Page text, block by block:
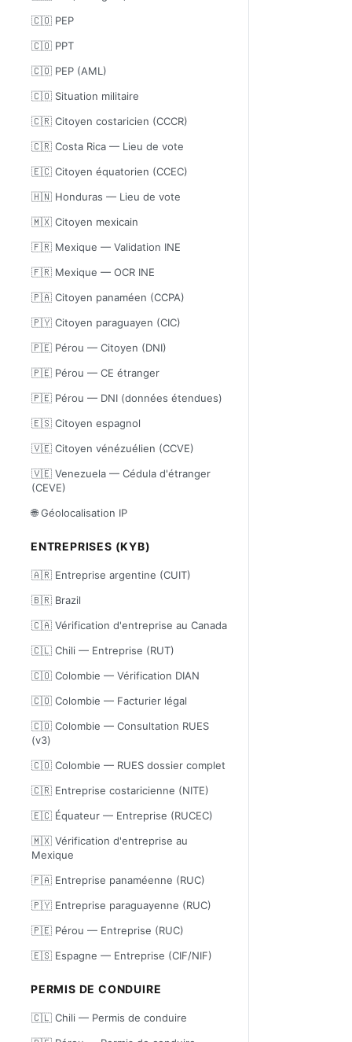
🇨🇴 PEP
🇨🇴 PPT
🇨🇴 PEP (AML)
🇨🇴 Situation militaire
🇨🇷 Citoyen costaricien (CCCR)
🇨🇷 Costa Rica — Lieu de vote
🇪🇨 Citoyen équatorien (CCEC)
🇭🇳 Honduras — Lieu de vote
🇲🇽 Citoyen mexicain
🇫🇷 Mexique — Validation INE
🇫🇷 Mexique — OCR INE
🇵🇦 Citoyen panaméen (CCPA)
🇵🇾 Citoyen paraguayen (CIC)
🇵🇪 Pérou — Citoyen (DNI)
🇵🇪 Pérou — CE étranger
🇵🇪 Pérou — DNI (données étendues)
🇪🇸 Citoyen espagnol
🇻🇪 Citoyen vénézuélien (CCVE)
🇻🇪 Venezuela — Cédula d'étranger
(CEVE)
🌐 Géolocalisation IP
ENTREPRISES (KYB)
🇦🇷 Entreprise argentine (CUIT)
🇧🇷 Brazil
🇨🇦 Vérification d'entreprise au Canada
🇨🇱 Chili — Entreprise (RUT)
🇨🇴 Colombie — Vérification DIAN
🇨🇴 Colombie — Facturier légal
🇨🇴 Colombie — Consultation RUES
(v3)
🇨🇴 Colombie — RUES dossier complet
🇨🇷 Entreprise costaricienne (NITE)
🇪🇨 Équateur — Entreprise (RUCEC)
🇲🇽 Vérification d'entreprise au
Mexique
🇵🇦 Entreprise panaméenne (RUC)
🇵🇾 Entreprise paraguayenne (RUC)
🇵🇪 Pérou — Entreprise (RUC)
🇪🇸 Espagne — Entreprise (CIF/NIF)
PERMIS DE CONDUIRE
🇨🇱 Chili — Permis de conduire